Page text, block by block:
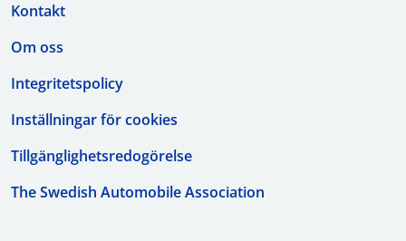
Kontakt
Om oss
Integritetspolicy
Inställningar för cookies
Tillgänglighetsredogörelse
The Swedish Automobile Association